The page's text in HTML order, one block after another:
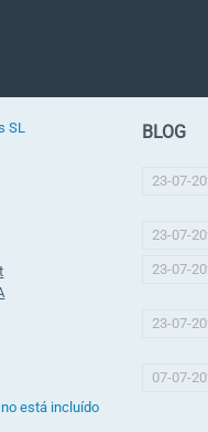
SL
está incluído
BLOG
23-07-
23-07-
23-07-
23-07-
07-07-